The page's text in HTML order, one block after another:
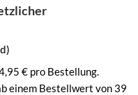
€ pro Bestellung.
einem Bestellwert von 39